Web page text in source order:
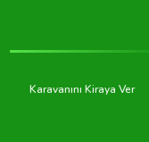
Karavanını Kiraya Ver